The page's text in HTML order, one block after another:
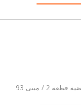
2 / مبنى 93